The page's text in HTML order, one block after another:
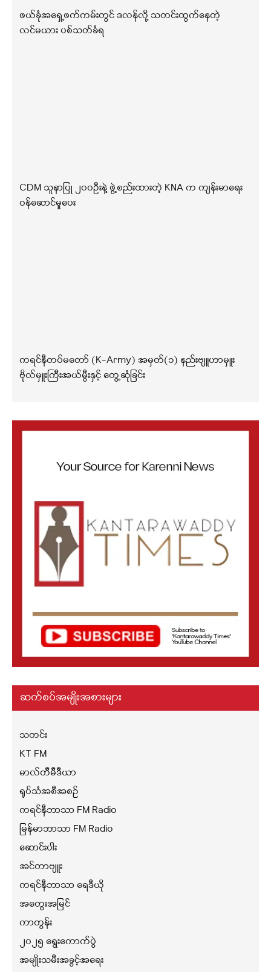
ဖယ်ခုံအရှေ့ဖက်ကမ်းတွင် ဒလန်လို့ သတင်းထွက်နေတဲ့
လင်မယား ပစ်သတ်ခံရ
CDM သူနာပြု ၂၀၀ဦးနဲ့ ဖွဲ့စည်းထားတဲ့ KNA က ကျန်းမာရေး
ဝန်ဆောင်မှုပေး
ကရင်နီတပ်မတော် (K-Army) အမှတ်(၁) နည်းဗျူဟာမှူး
ဗိုလ်မှူးကြီးအယ်မွီးနှင့် တွေ့ဆုံခြင်း
ဆက်စပ်အမျိုးအစားများ
သတင်း
KT FM
မာလ်တီမီဒီယာ
ရုပ်သံအစီအစဉ်
ကရင်နီဘာသာ FM Radio
မြန်မာဘာသာ FM Radio
ဆောင်းပါး
အင်တာဗျူး
ကရင်နီဘာသာ ရေဒီယို
အတွေးအမြင်
ကာတွန်း
၂၀၂၅ ရွေးကောက်ပွဲ
အမျိုးသမီးအခွင့်အရေး